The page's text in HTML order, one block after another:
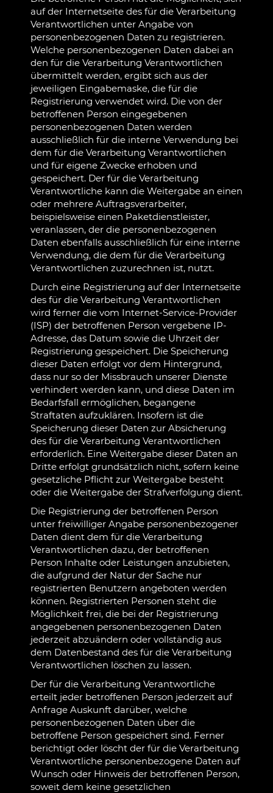
auf der Internetseite des für die Verarbeitung
Verantwortlichen unter Angabe von
personenbezogenen Daten zu registrieren.
Welche personenbezogenen Daten dabei an
den für die Verarbeitung Verantwortlichen
übermittelt werden, ergibt sich aus der
jeweiligen Eingabemaske, die für die
Registrierung verwendet wird. Die von der
betroffenen Person eingegebenen
personenbezogenen Daten werden
ausschließlich für die interne Verwendung bei
dem für die Verarbeitung Verantwortlichen
und für eigene Zwecke erhoben und
gespeichert. Der für die Verarbeitung
Verantwortliche kann die Weitergabe an einen
oder mehrere Auftragsverarbeiter,
beispielsweise einen Paketdienstleister,
veranlassen, der die personenbezogenen
Daten ebenfalls ausschließlich für eine interne
Verwendung, die dem für die Verarbeitung
Verantwortlichen zuzurechnen ist, nutzt.
Durch eine Registrierung auf der Internetseite
des für die Verarbeitung Verantwortlichen
wird ferner die vom Internet-Service-Provider
(ISP) der betroffenen Person vergebene IP-
Adresse, das Datum sowie die Uhrzeit der
Registrierung gespeichert. Die Speicherung
dieser Daten erfolgt vor dem Hintergrund,
dass nur so der Missbrauch unserer Dienste
verhindert werden kann, und diese Daten im
Bedarfsfall ermöglichen, begangene
Straftaten aufzuklären. Insofern ist die
Speicherung dieser Daten zur Absicherung
des für die Verarbeitung Verantwortlichen
erforderlich. Eine Weitergabe dieser Daten an
Dritte erfolgt grundsätzlich nicht, sofern keine
gesetzliche Pflicht zur Weitergabe besteht
oder die Weitergabe der Strafverfolgung dient.
Die Registrierung der betroffenen Person
unter freiwilliger Angabe personenbezogener
Daten dient dem für die Verarbeitung
Verantwortlichen dazu, der betroffenen
Person Inhalte oder Leistungen anzubieten,
die aufgrund der Natur der Sache nur
registrierten Benutzern angeboten werden
können. Registrierten Personen steht die
Möglichkeit frei, die bei der Registrierung
angegebenen personenbezogenen Daten
jederzeit abzuändern oder vollständig aus
dem Datenbestand des für die Verarbeitung
Verantwortlichen löschen zu lassen.
Der für die Verarbeitung Verantwortliche
erteilt jeder betroffenen Person jederzeit auf
Anfrage Auskunft darüber, welche
personenbezogenen Daten über die
betroffene Person gespeichert sind. Ferner
berichtigt oder löscht der für die Verarbeitung
Verantwortliche personenbezogene Daten auf
Wunsch oder Hinweis der betroffenen Person,
soweit dem keine gesetzlichen